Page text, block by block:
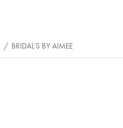
/ BRIDAL’S BY AIMEE